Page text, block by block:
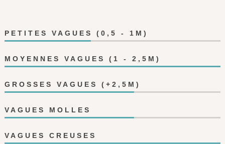
PETITES VAGUES (0,5 - 1M)
MOYENNES VAGUES (1 - 2,5M)
GROSSES VAGUES (+2,5M)
VAGUES MOLLES
VAGUES CREUSES